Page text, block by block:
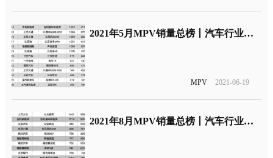
2021年5月MPV销量总榜丨汽车行业关注
MPV 2021-06-19
2021年8月MPV销量总榜丨汽车行业关注